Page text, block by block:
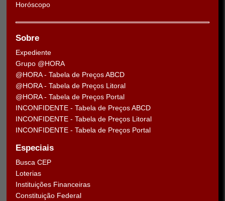
Horóscopo
Sobre
Expediente
Grupo @HORA
@HORA - Tabela de Preços ABCD
@HORA - Tabela de Preços Litoral
@HORA - Tabela de Preços Portal
INCONFIDENTE - Tabela de Preços ABCD
INCONFIDENTE - Tabela de Preços Litoral
INCONFIDENTE - Tabela de Preços Portal
Especiais
Busca CEP
Loterias
Instituições Financeiras
Constituição Federal